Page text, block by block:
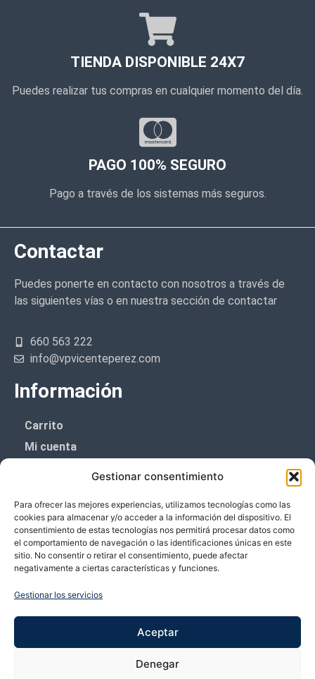
Gestionar consentimiento
Para ofrecer las mejores experiencias, utilizamos tecnologías como las
cookies para almacenar y/o acceder a la información del dispositivo. El
consentimiento de estas tecnologías nos permitirá procesar datos como
el comportamiento de navegación o las identificaciones únicas en este
sitio. No consentir o retirar el consentimiento, puede afectar
negativamente a ciertas características y funciones.
Gestionar los servicios
Aceptar
Denegar
TIENDA DISPONIBLE 24X7
Puedes realizar tus compras en cualquier momento del día.
PAGO 100% SEGURO
Pago a través de los sistemas más seguros.
Contactar
Puedes ponerte en contacto con nosotros a través de
las siguientes vías o en nuestra sección de contactar
660 563 222
info@vpvicenteperez.com
Información
Carrito
Mi cuenta
Política de cookies (UE)
Boletín de noticias
¡¡Suscríbete y prometemos no dar mucho el
Te enviaremos sólo cosas importantes.